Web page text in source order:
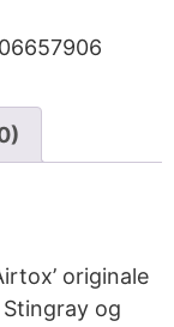
originale
og